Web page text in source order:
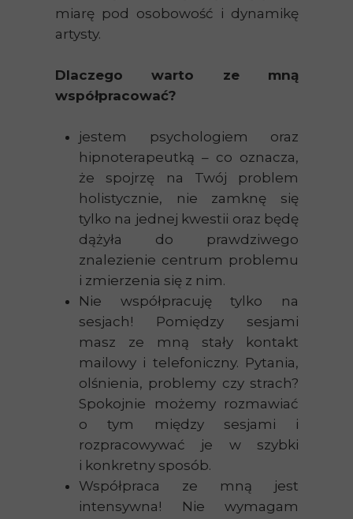
miarę pod osobowość i dynamikę
artysty.
Dlaczego warto ze mną
współpracować?
jestem psychologiem oraz
hipnoterapeutką – co oznacza,
że spojrzę na Twój problem
holistycznie, nie zamknę się
tylko na jednej kwestii oraz będę
dążyła do prawdziwego
znalezienie centrum problemu
i zmierzenia się z nim.
Nie współpracuję tylko na
sesjach! Pomiędzy sesjami
masz ze mną stały kontakt
mailowy i telefoniczny. Pytania,
olśnienia, problemy czy strach?
Spokojnie możemy rozmawiać
o tym między sesjami i
rozpracowywać je w szybki
i konkretny sposób.
Współpraca ze mną jest
intensywna! Nie wymagam